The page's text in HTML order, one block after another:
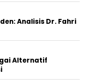
Analisis Dr. Fahri
Alternatif